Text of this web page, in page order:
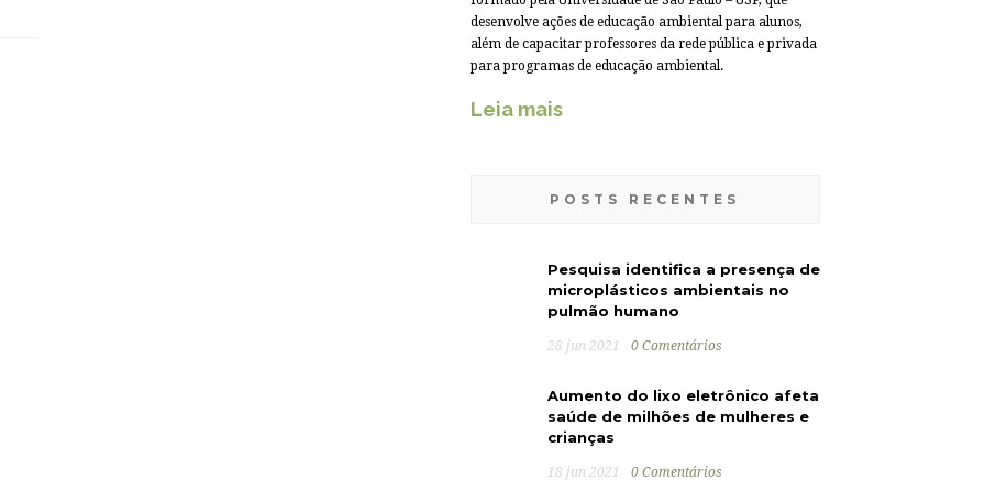
desenvolve ações de educação ambiental para alunos,
além de capacitar professores da rede pública e privada
para programas de educação ambiental.
Leia mais
POSTS RECENTES
Pesquisa identifica a presença de
microplásticos ambientais no
pulmão humano
28 jun 2021 0 Comentários
Aumento do lixo eletrônico afeta
saúde de milhões de mulheres e
crianças
18 jun 2021 0 Comentários